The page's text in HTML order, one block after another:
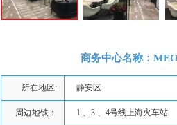
商务中心名称：
所在地区: 静安区
周边地铁： 1 、3 、4号线上海火车站